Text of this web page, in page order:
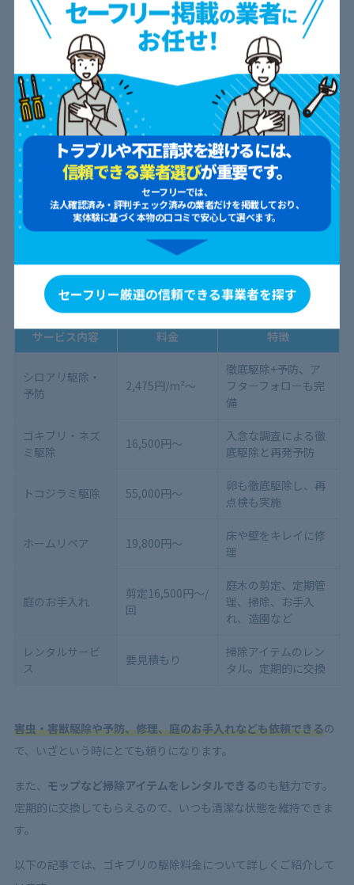
す。
さらに詳しく知りたい方はこちら
ハウスクリーニングの料金相場を徹
底解説！費用を抑える方法や業者の
2024.03.08 2025.04.07
評判・口コミ良好！ナックダスキンのサービ
ス内容と料金【ハウスクリーニング以外】
ハウスクリーニング以外にも、以下のようなさまざまなサービス
を展開しています。
サービス内容 料金 特徴
シロアリ駆除・
予防
2,475円/m²～
徹底駆除+予防、ア
フターフォローも完
備
ゴキブリ・ネズ
ミ駆除
16,500円～
入念な調査による徹
底駆除と再発予防
トコジラミ駆除 55,000円～
卵も徹底駆除し、再
点検も実施
ホームリペア 19,800円～
床や壁をキレイに修
理
庭のお手入れ
剪定16,500円～/
回
庭木の剪定、定期管
理、掃除、お手入
れ、造園など
レンタルサービ
ス
要見積もり
掃除アイテムのレン
タル。定期的に交換
害虫・害獣駆除や予防、修理、庭のお手入れなども依頼できるの
で、いざという時にとても頼りになります。
また、 モップなど掃除アイテムをレンタルできるのも魅力です。
定期的に交換してもらえるので、いつも清潔な状態を維持できま
す。
以下の記事では、ゴキブリの駆除料金について詳しくご紹介して
トラブルや不正請求を避けるには、
信頼できる業者選びが重要です。
セーフリーでは、
法人確認済み・評判チェック済みの業者だけを掲載しており、
実体験に基づく本物の口コミで安心して選べます。
セーフリー厳選の信頼できる事業者を探す